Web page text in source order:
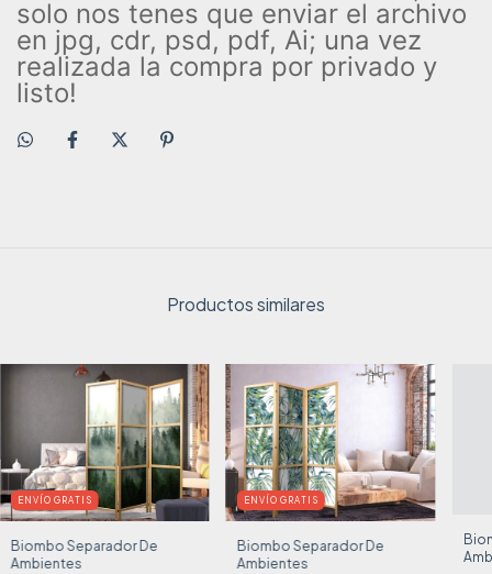
solo nos tenes que enviar el archivo
en jpg, cdr, psd, pdf, Ai; una vez
realizada la compra por privado y
listo!
Productos similares
ENVÍO GRATIS
Biombo Separador De
Ambientes
ENVÍO GRATIS
Biombo Separador De
Ambientes